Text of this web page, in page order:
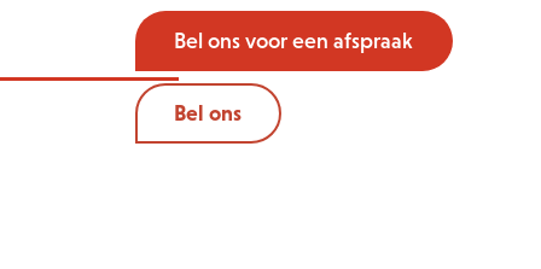
Bel ons voor een afspraak
Bel ons